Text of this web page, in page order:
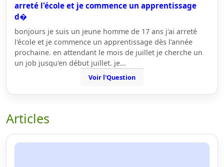
arreté l'école et je commence un apprentissage
d�
bonjours je suis un jeune homme de 17 ans j'ai arreté
l'école et je commence un apprentissage dès l'année
prochaine. en attendant le mois de juillet je cherche un
un job jusqu'en début juillet. je…
Voir l'Question
Articles